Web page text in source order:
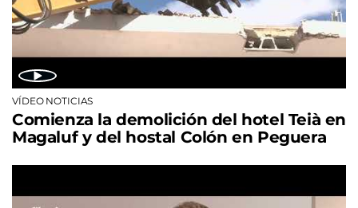
VÍDEO NOTICIAS
Comienza la demolición del hotel Teià en
Magaluf y del hostal Colón en Peguera